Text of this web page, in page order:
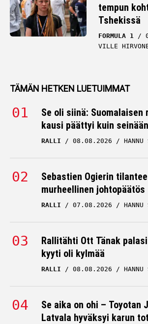
tempun
Tshekissä
FORMULA 1
VILLE
TÄMÄN HETKEN LUETUIMMAT
Se oli siinä: Suomalaisen
kausi päättyi kuin seinään
RALLI 08.08.2026 HANNU
Sebastien Ogierin
murheellinen johtopäätös
RALLI 07.08.2026 HANNU
Rallitähti Ott Tänak
kyyti oli kylmää
RALLI 08.08.2026 HANNU
Se aika on ohi – Toyotan
Latvala hyväksyi karun